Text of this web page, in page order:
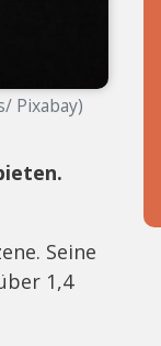
Pixabay)
Seine
1,4